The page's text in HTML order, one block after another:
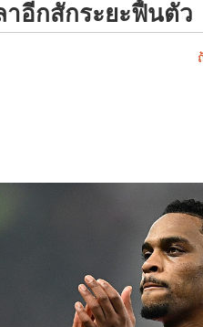
าอีกสักระยะฟื้นตัว